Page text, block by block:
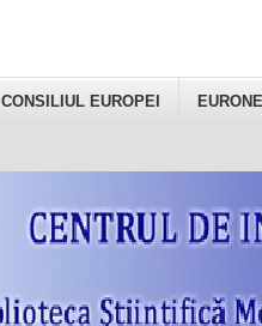
CONSILIUL EUROPEI